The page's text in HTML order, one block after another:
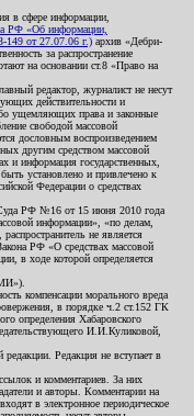
в сфере информации,
РФ «Об информации,
149 от 27.07.06 г.) архив «Дебри-
за распространение
на основании ст.8 «Право на
редактор, журналист не несут
действительности и
ущемляющих права и законные
свободой массовой
дословным воспроизведением
другим средством массовой
и информация государственных,
установлено и привлечено к
Федерации о средствах
РФ №16 от 15 июня 2010 года
информации», «по делам,
не является
РФ «О средствах массовой
в ходе которой определяется
компенсации морального вреда
в порядке ч.2 ст.152 ГК
определения Хабаровского
И.И.Куликовой,
Редакция не вступает в
и комментариев. За них
и авторы. Комментарии на
в электронное периодическое